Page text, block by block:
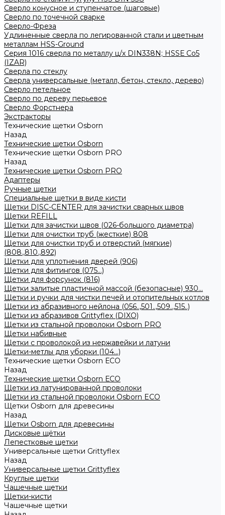
Сверло конусное и ступенчатое (шаговые)
Сверло по точечной сварке
Сверло-Фреза
Удлиненные сверла по легированной стали и цветным
металлам HSS-Ground
Серия 1016 сверла по металлу ц/х DIN338N; HSSЕ Со5
(IZAR)
Сверла по стеклу
Сверла универсальные (металл, бетон, стекло, дерево)
Сверло петельное
Сверло по дереву перьевое
Сверло Форстнера
Экстракторы
Технические щетки Osborn
Назад
Технические щетки Osborn
Технические щетки Osborn PRO
Назад
Технические щетки Osborn PRO
Адаптеры
Ручные щетки
Специальные щетки в виде кисти
Щетки DISC-CENTER для зачистки сварных швов
Щетки REFILL
Щетки для зачистки швов (026-большого диаметра)
Щетки для очистки труб (жесткие) 808
Щетки для очистки труб и отверстий (мягкие)
(808.,810.,892)
Щетки для уплотнения дверей (906)
Щетки для фитингов (075...)
Щетки для форсунок (816)
Щетки залитые пластичной массой (безопасные) 930...
Щетки и ручки для чистки печей и отопительных котлов
Щетки из абразивного нейлона (056..,501..,509..,515..)
Щетки из абразивов Grittyflex (DIXO)
Щетки из стальной проволоки Osborn PRO
Щетки набивные
Щетки с проволокой из нержавейки и латуни
Щетки-метлы для уборки (104...)
Технические щетки Osborn ЕСО
Назад
Технические щетки Osborn ЕСО
Щетки из латунированной проволоки
Щетки из стальной проволоки Osborn ECO
Щетки Osborn для древесины
Назад
Щетки Osborn для древесины
Дисковые щётки
Лепестковые щетки
Универсальные щетки Grittyflex
Назад
Универсальные щетки Grittyflex
Круглые щетки
Чашечные щетки
Щетки-кисти
Чашечные щетки